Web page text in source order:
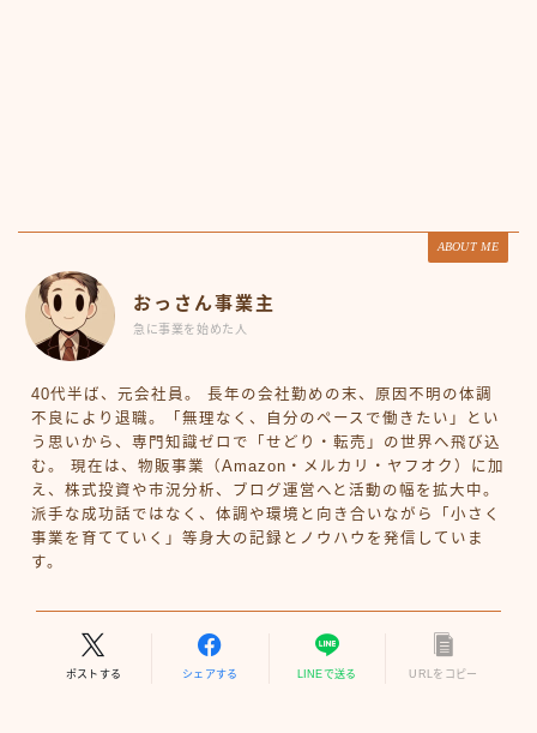
ABOUT ME
おっさん事業主
急に事業を始めた人
40代半ば、元会社員。 長年の会社勤めの末、原因不明の体調
不良により退職。「無理なく、自分のペースで働きたい」とい
う思いから、専門知識ゼロで「せどり・転売」の世界へ飛び込
む。 現在は、物販事業（Amazon・メルカリ・ヤフオク）に加
え、株式投資や市況分析、ブログ運営へと活動の幅を拡大中。
派手な成功話ではなく、体調や環境と向き合いながら「小さく
事業を育てていく」等身大の記録とノウハウを発信していま
す。
ポストする シェアする LINEで送る URLをコピー